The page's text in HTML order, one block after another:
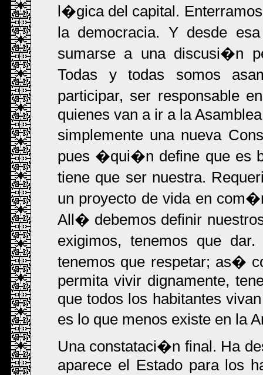
l�gica del capital.
la democracia. Y desde
sumarse a una discusi�n
Todas y todas somos
participar, ser responsable
quienes van a ir a la
simplemente una nueva
pues �qui�n define que es
tiene que ser nuestra.
un proyecto de vida en
All� debemos definir
exigimos, tenemos que
tenemos que respetar; as�
permita vivir dignamente,
que todos los habitantes
es lo que menos existe en la
Una constataci�n final. Ha
aparece el Estado para los